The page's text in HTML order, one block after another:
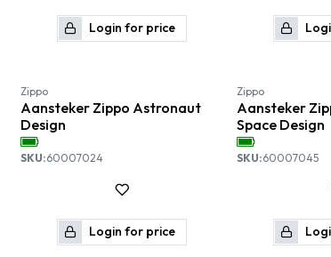
Login for price
Zippo
Aansteker Zippo Astronaut
Design
SKU:60007024
Login for price
Zippo
Aansteker
Space Design
SKU:60007045